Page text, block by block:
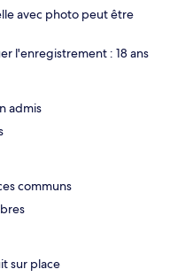
avec photo peut être
l'enregistrement : 18 ans
admis
communs
sur place